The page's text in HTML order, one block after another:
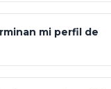
Prudential
mi perfil de